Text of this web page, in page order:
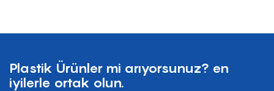
Plastik Ürünler mi arıyorsunuz? en
iyilerle ortak olun.